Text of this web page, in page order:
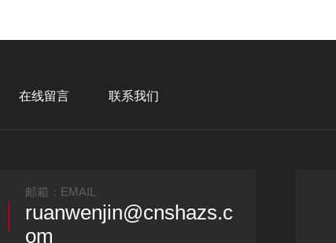
在线留言 联系我们
邮箱：EMAIL
ruanwenjin@cnshazs.c
om